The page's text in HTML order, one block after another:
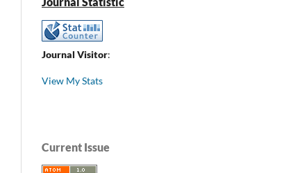
Journal Visitor:
View My Stats
Current Issue